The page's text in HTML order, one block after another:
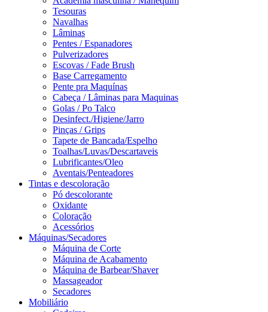
Tesouras
Navalhas
Lâminas
Pentes / Espanadores
Pulverizadores
Escovas / Fade Brush
Base Carregamento
Pente pra Maquínas
Cabeça / Lâminas para Maquinas
Golas / Po Talco
Desinfect./Higiene/Jarro
Pinças / Grips
Tapete de Bancada/Espelho
Toalhas/Luvas/Descartaveis
Lubrificantes/Oleo
Aventais/Penteadores
Tintas e descoloração
Pó descolorante
Oxidante
Coloração
Acessórios
Máquinas/Secadores
Máquina de Corte
Máquina de Acabamento
Máquina de Barbear/Shaver
Massageador
Secadores
Mobiliário